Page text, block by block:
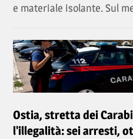
e materiale isolante. Sul
Ostia, stretta dei
l'illegalità: sei arresti,